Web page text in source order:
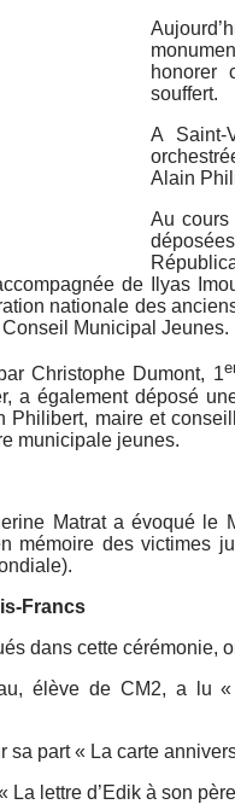
honorer
souffert.
A Saint-
Alain
Au cours
de Ilyas
nationale des
Municipal Jeunes.
Christophe Dumont, 1
a également déposé
Philibert, maire et
municipale jeunes.
Matrat a évoqué le
mémoire des victimes
Francs
dans cette cérémonie,
élève de CM2, a lu
sa part « La carte
La lettre d’Edik à son